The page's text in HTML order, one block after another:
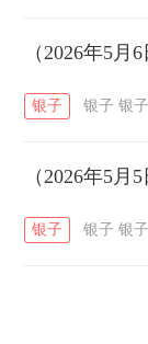
（2026年5
银子 银子 银
（2026年5
银子 银子 银